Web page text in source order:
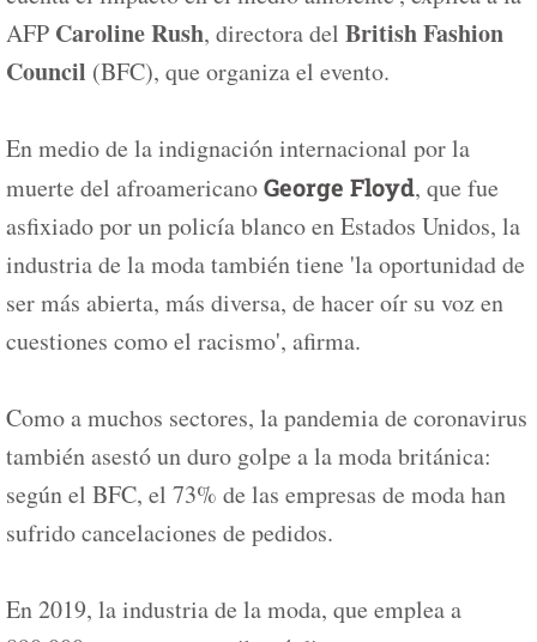
AFP Caroline Rush, directora del British Fashion
Council (BFC), que organiza el evento.
En medio de la indignación internacional por la
muerte del afroamericanoGeorge Floyd, que fue
asfixiado por un policía blanco en Estados Unidos, la
industria de la moda también tiene 'la oportunidad de
ser más abierta, más diversa, de hacer oír su voz en
cuestiones como el racismo', afirma.
Como a muchos sectores, la pandemia de coronavirus
también asestó un duro golpe a la moda británica:
según el BFC, el 73% de las empresas de moda han
sufrido cancelaciones de pedidos.
En 2019, la industria de la moda, que emplea a